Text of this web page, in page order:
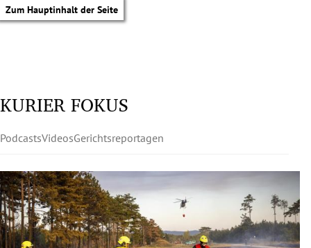
Zum Hauptinhalt der Seite
KURIER FOKUS
PodcastsVideosGerichtsreportagen